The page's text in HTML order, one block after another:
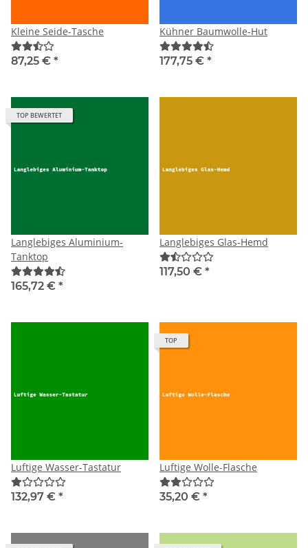
Kleine Seide-Tasche
87,25 € *
Kühner Baumwolle-Hut
177,75 € *
TOP BEWERTET
Langlebiges Aluminium-
Tanktop
165,72 € *
Langlebiges Glas-Hemd
117,50 € *
Luftige Wasser-Tastatur
132,97 € *
TOP
Luftige Wolle-Flasche
35,20 € *